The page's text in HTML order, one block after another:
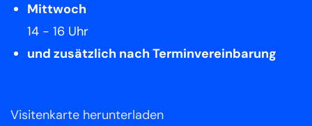
Mittwoch
14 - 16 Uhr
und zusätzlich nach Terminvereinbarung
Visitenkarte herunterladen